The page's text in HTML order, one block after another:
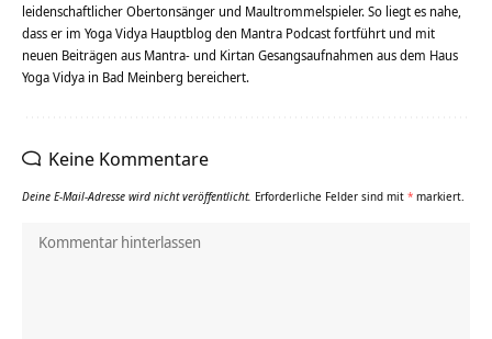
leidenschaftlicher Obertonsänger und Maultrommelspieler. So liegt es nahe,
dass er im Yoga Vidya Hauptblog den Mantra Podcast fortführt und mit
neuen Beiträgen aus Mantra- und Kirtan Gesangsaufnahmen aus dem Haus
Yoga Vidya in Bad Meinberg bereichert.
Keine Kommentare
Deine E-Mail-Adresse wird nicht veröffentlicht. Erforderliche Felder sind mit * markiert.